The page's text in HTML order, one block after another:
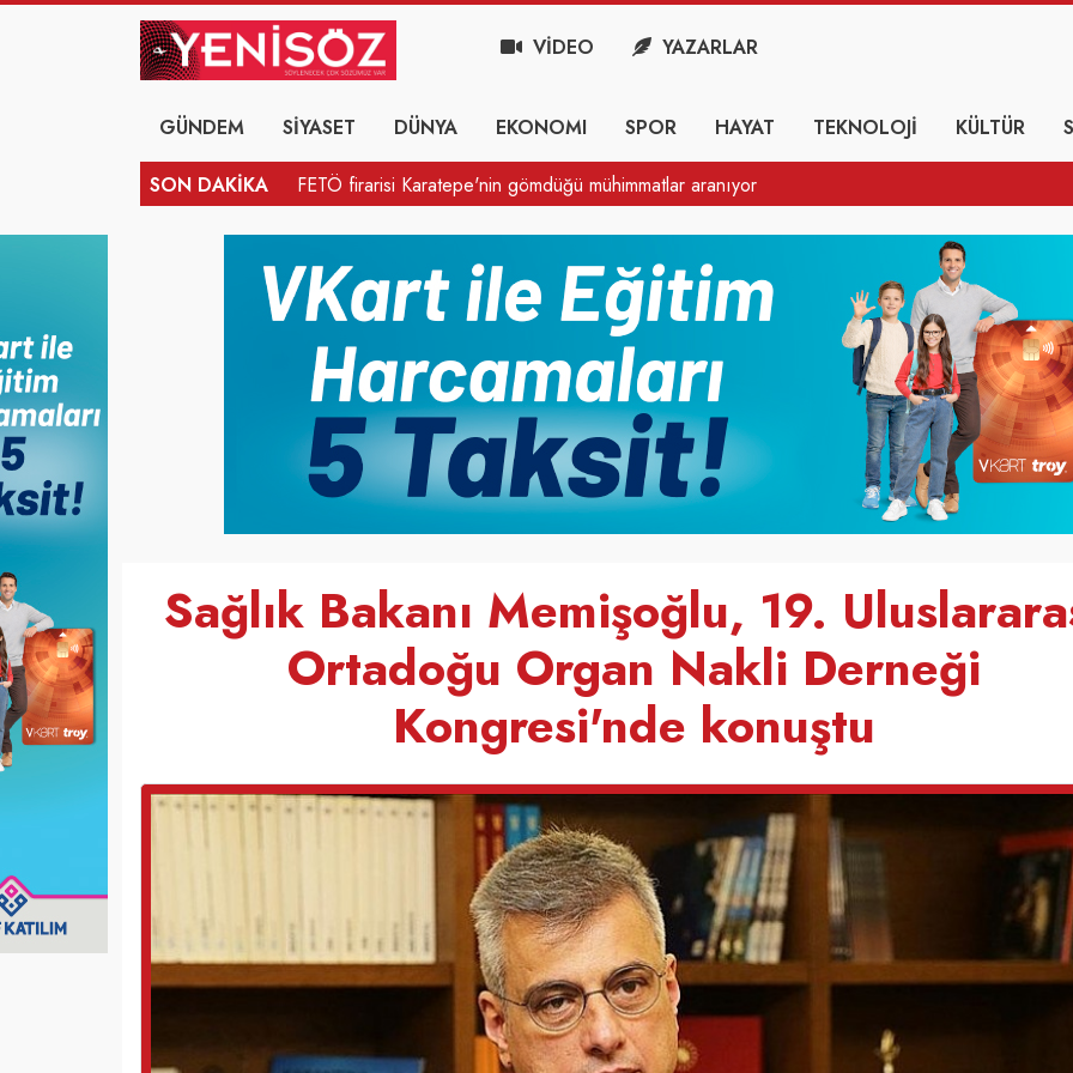
VİDEO YAZARLAR
GÜNDEM SİYASET DÜNYA EKONOMI SPOR HAYAT TEKNOLOJİ KÜLTÜR
SON DAKİKA AHBAP Derneği'nin yönetimine Kayyım atandı
Sağlık Bakanı Memişoğlu, 19.
Ortadoğu Organ Nakli Derneği
Kongresi'nde konuştu